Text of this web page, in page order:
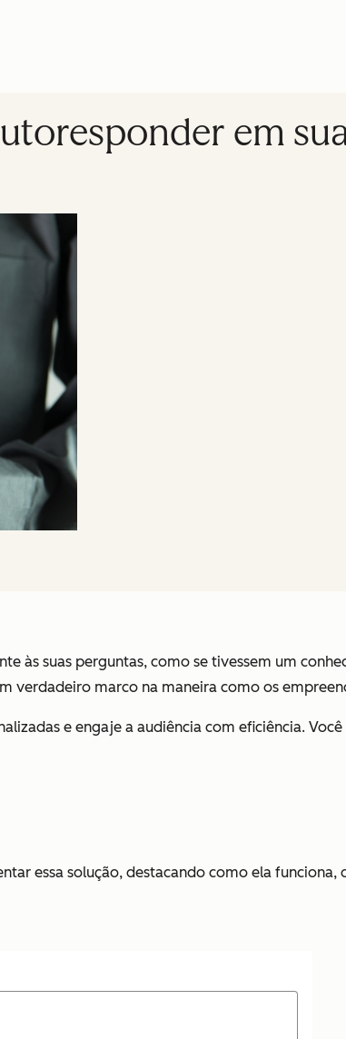
em
às suas perguntas, como se tivessem um
verdadeiro marco na maneira como os
e engaje a audiência com eficiência.
essa solução, destacando como ela funciona,